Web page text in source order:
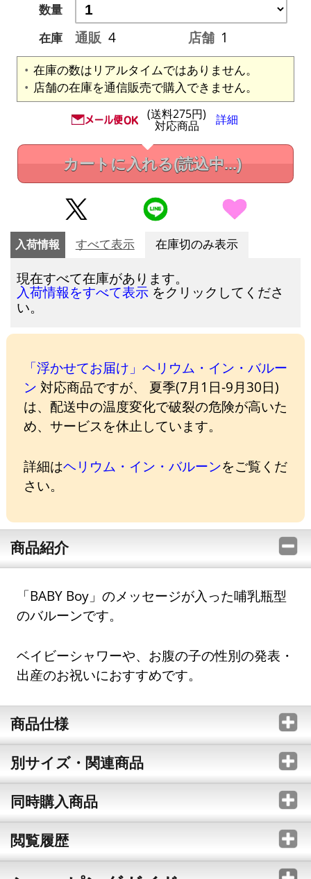
数量
在庫
通販 4 店舗 1
在庫の数はリアルタイムではありません。
店舗の在庫を通信販売で購入できません。
(送料275円)
対応商品 詳細
カートに入れる(読込中...)
入荷情報 すべて表示 在庫切のみ表示
現在すべて在庫があります。
入荷情報をすべて表示 をクリックしてくださ
い。
「浮かせてお届け」ヘリウム・イン・バルー
ン 対応商品ですが、 夏季(7月1日-9月30日)
は、配送中の温度変化で破裂の危険が高いた
め、サービスを休止しています。
詳細はヘリウム・イン・バルーンをご覧くだ
さい。
商品紹介
「BABY Boy」のメッセージが入った哺乳瓶型
のバルーンです。
ベイビーシャワーや、お腹の子の性別の発表・
出産のお祝いにおすすめです。
商品仕様
別サイズ・関連商品
同時購入商品
閲覧履歴